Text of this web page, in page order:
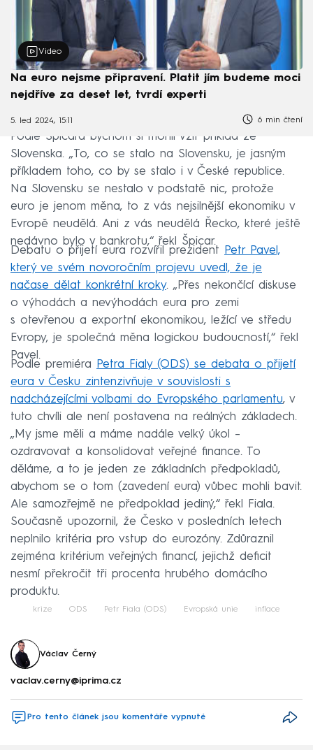
Video
Na euro nejsme připravení. Platit jím budeme moci
nejdříve za deset let, tvrdí experti
5. led 2024, 15:11 6 min čtení
Podle Špicara bychom si mohli vzít příklad ze
Slovenska. „To, co se stalo na Slovensku, je jasným
příkladem toho, co by se stalo i v České republice.
Na Slovensku se nestalo v podstatě nic, protože
euro je jenom měna, to z vás nejsilnější ekonomiku v
Evropě neudělá. Ani z vás neudělá Řecko, které ještě
nedávno bylo v bankrotu,“ řekl Špicar.
Debatu o přijetí eura rozvířil prezident
Petr Pavel,
který ve svém novoročním projevu uvedl, že je
načase dělat konkrétní kroky. „Přes nekončící diskuse
o výhodách a nevýhodách eura pro zemi
s otevřenou a exportní ekonomikou, ležící ve středu
Evropy, je společná měna logickou budoucností,“ řekl
Pavel.
Podle premiéra
Petra Fialy (ODS) se debata o přijetí
eura v Česku zintenzivňuje v souvislosti s
nadcházejícími volbami do Evropského parlamentu, v
tuto chvíli ale není postavena na reálných základech.
„My jsme měli a máme nadále velký úkol –
ozdravovat a konsolidovat veřejné finance. To
děláme, a to je jeden ze základních předpokladů,
abychom se o tom (zavedení eura) vůbec mohli bavit.
Ale samozřejmě ne předpoklad jediný,“ řekl Fiala.
Současně upozornil, že Česko v posledních letech
neplnilo kritéria pro vstup do eurozóny. Zdůraznil
zejména kritérium veřejných financí, jejichž deficit
nesmí překročit tři procenta hrubého domácího
produktu.
krize ODS Petr Fiala (ODS) Evropská unie inflace
Václav Černý
vaclav.cerny@iprima.cz
Pro tento článek jsou komentáře vypnuté